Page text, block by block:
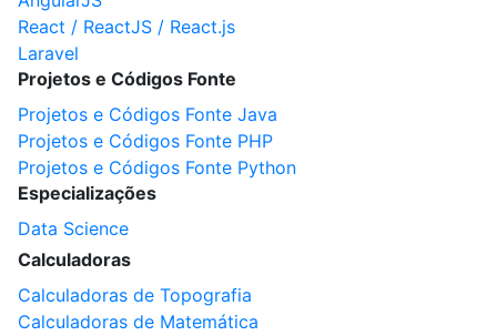
React / ReactJS / React.js
Laravel
Projetos e Códigos Fonte
Projetos e Códigos Fonte Java
Projetos e Códigos Fonte PHP
Projetos e Códigos Fonte Python
Especializações
Data Science
Calculadoras
Calculadoras de Topografia
Calculadoras de Matemática